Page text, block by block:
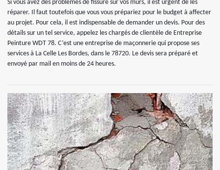
Si vous avez des problèmes de fissure sur vos murs, il est urgent de les
réparer. Il faut toutefois que vous vous prépariez pour le budget à affecter
au projet. Pour cela, il est indispensable de demander un devis. Pour des
détails sur un tel service, appelez les chargés de clientèle de Entreprise
Peinture WDT 78. C’est une entreprise de maçonnerie qui propose ses
services à La Celle Les Bordes, dans le 78720. Le devis sera préparé et
envoyé par mail en moins de 24 heures.